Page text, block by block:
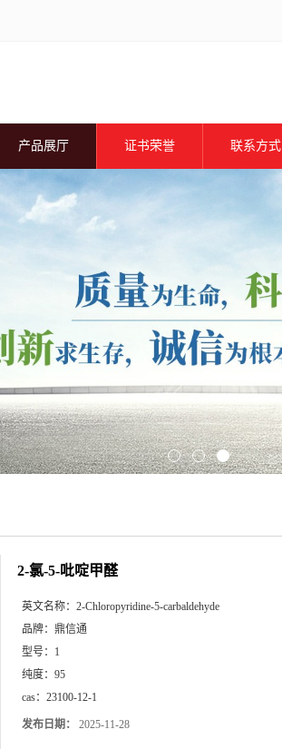
产品展厅 证书荣誉 联系方式
2-氯-5-吡啶甲醛
英文名称： 2-Chloropyridine-5-carbaldehyde
品牌： 鼎信通
型号： 1
纯度： 95
cas： 23100-12-1
发布日期： 2025-11-28